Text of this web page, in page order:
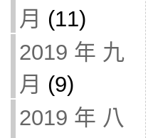
月 (11)
2019 年 九
月 (9)
2019 年 八